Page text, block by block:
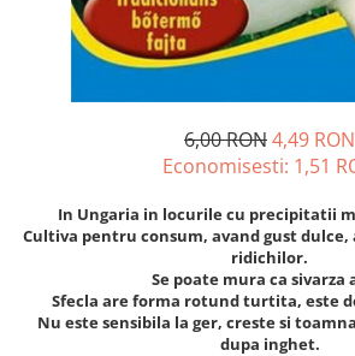
Seminte de praz
Seminte dovleac decorativ
Seminte dovlecel / dovleac
Seminte fasole
Seminte plante aromatice
Seminte rosii
Seminte salata
6,00 RON4,49 RON
Economisesti: 1,51
In Ungaria in locurile cu precipitatii
Cultiva pentru consum, avand gust dulce,
ridichilor.
Se poate mura ca sivarza
Sfecla are forma rotund turtita, este
Nu este sensibila la ger, creste si
dupa inghet.